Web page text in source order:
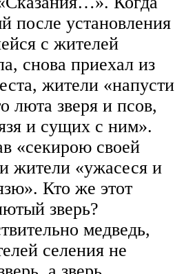
после установления
с жителей
снова приехал из
жители «напусти
люта зверя и псов,
и сущих с ним».
«секирою своей
жители «ужасеся и
Кто же этот
зверь?
медведь,
селения не